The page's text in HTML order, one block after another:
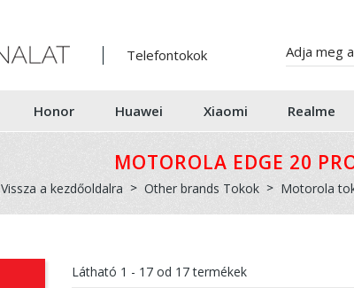
Telefontokok
Honor Huawei Xiaomi Realme
MOTOROLA EDGE 20
Vissza a kezdőoldalra Other brands Tokok Motorola
Látható 1 - 17od 17termékek